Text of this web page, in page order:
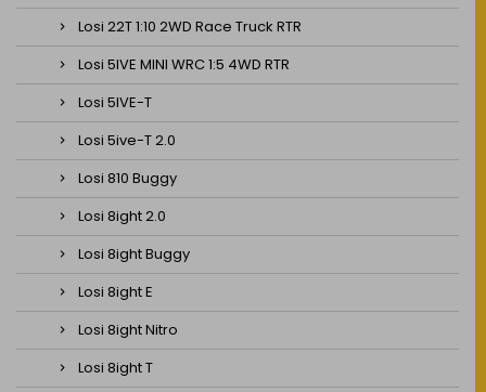
Losi 22T 1:10 2WD Race Truck RTR
Losi 5IVE MINI WRC 1:5 4WD RTR
Losi 5IVE-T
Losi 5ive-T 2.0
Losi 810 Buggy
Losi 8ight 2.0
Losi 8ight Buggy
Losi 8ight E
Losi 8ight Nitro
Losi 8ight T